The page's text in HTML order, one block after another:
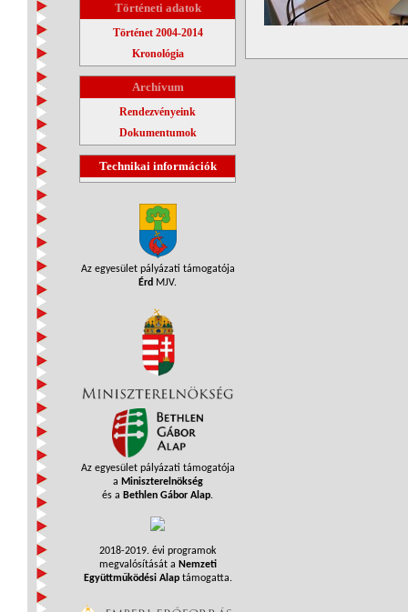
Történeti adatok
Történet 2004-2014
Kronológia
Archívum
Rendezvényeink
Dokumentumok
Technikai információk
Az egyesület pályázati támogatója
Érd MJV.
Az egyesület pályázati támogatója
a Miniszterelnökség
és a Bethlen Gábor Alap.
2018-2019. évi programok
megvalósítását a Nemzeti
Együttműködési Alaptámogatta.